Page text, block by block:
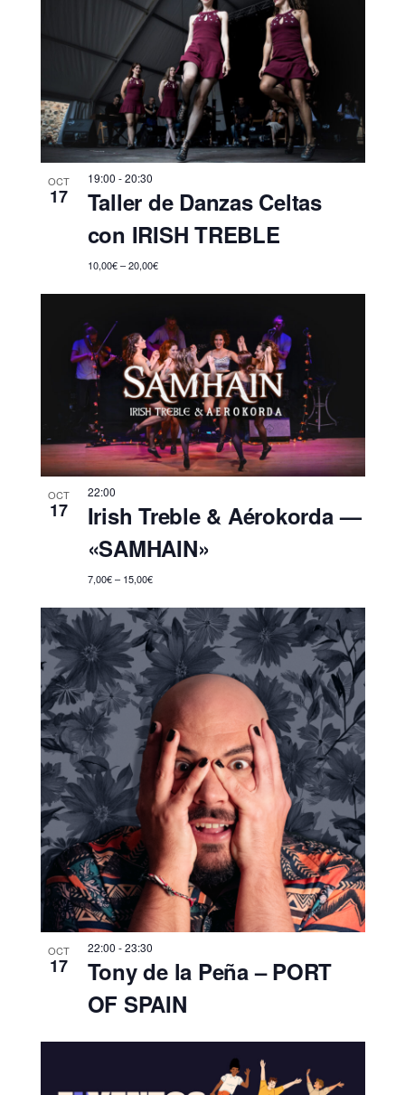
OCT
17
19:00 -20:30
Taller de Danzas Celtas
con IRISH TREBLE
10,00€ – 20,00€
OCT
17
22:00
Irish Treble & Aérokorda —
«SAMHAIN»
7,00€ – 15,00€
OCT
17
22:00 -23:30
Tony de la Peña – PORT
OF SPAIN